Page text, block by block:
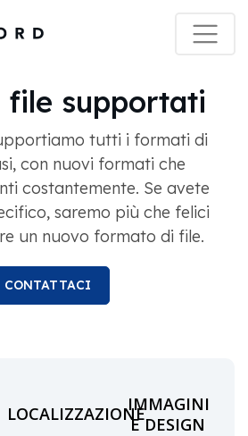
file supportati
tutti i formati di
con nuovi formati che
costantemente. Se avete
saremo più che felici
un nuovo formato di file.
CONTATTACI
LOCALIZZAZIONEIMMAGINI
E DESIGN